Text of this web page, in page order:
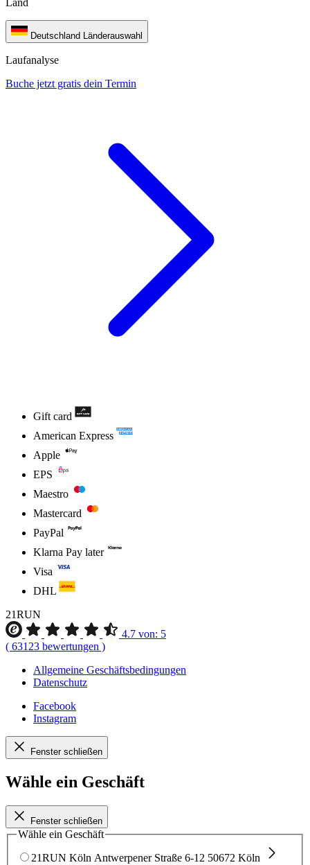
Land
Deutschland Länderauswahl
Laufanalyse
Buche jetzt gratis dein Termin
Gift card
American Express
Apple
EPS
Maestro
Mastercard
PayPal
Klarna Pay later
Visa
DHL
21RUN
4.7 von: 5
( 63123 bewertungen )
Allgemeine Geschäftsbedingungen
Datenschutz
Facebook
Instagram
Fenster schließen
Wähle ein Geschäft
Fenster schließen
Wähle ein Geschäft
21RUN Köln Antwerpener Straße 6-12 50672 Köln